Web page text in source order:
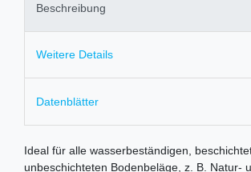
Beschreibung
Weitere Details
Datenblätter
Ideal für alle wasserbeständigen,
unbeschichteten Bodenbeläge, z. B. Natur-